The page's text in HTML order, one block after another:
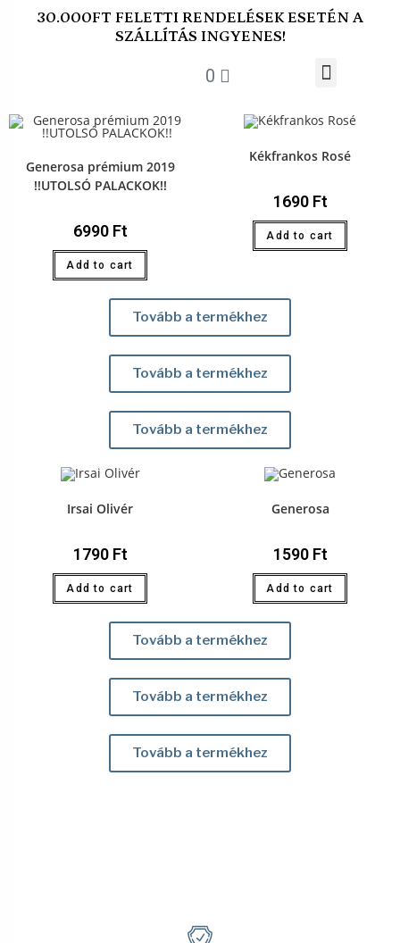
30.000FT FELETTI RENDELÉSEK ESETÉN A
SZÁLLÍTÁS INGYENES!
0
Generosa prémium 2019
!!UTOLSÓ PALACKOK!!
6990 Ft
Add to cart
Kékfrankos Rosé
1690 Ft
Add to cart
Tovább a termékhez
Tovább a termékhez
Tovább a termékhez
Irsai Olivér
1790 Ft
Add to cart
Generosa
1590 Ft
Add to cart
Tovább a termékhez
Tovább a termékhez
Tovább a termékhez